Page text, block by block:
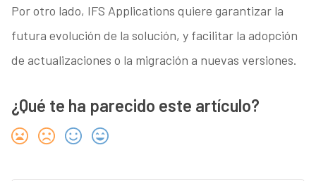
Por otro lado, IFS Applications quiere garantizar la
futura evolución de la solución, y facilitar la adopción
de actualizaciones o la migración a nuevas versiones.
¿Qué te ha parecido este artículo?